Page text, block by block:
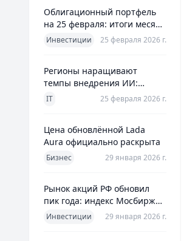
Облигационный портфель
на 25 февраля: итоги месяца
и планы на март
Инвестиции 25 февраля 2026 г.
Регионы наращивают
темпы внедрения ИИ:
главное из отраслевого
IT 25 февраля 2026 г.
Цена обновлённой Lada
Aura официально раскрыта
Бизнес 29 января 2026 г.
Рынок акций РФ обновил
пик года: индекс Мосбиржи
на новом максимуме 2026-го
Инвестиции 29 января 2026 г.